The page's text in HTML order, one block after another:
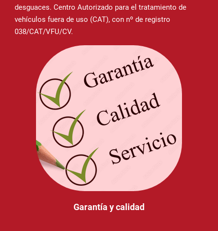
desguaces. Centro Autorizado para el tratamiento de
vehículos fuera de uso (CAT), con nº de registro
038/CAT/VFU/CV.
Garantía y calidad